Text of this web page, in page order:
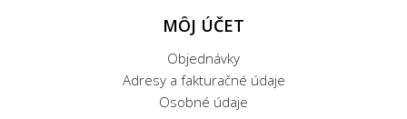
MÔJ ÚČET
Objednávky
Adresy a fakturačné údaje
Osobné údaje